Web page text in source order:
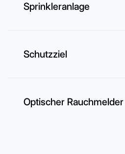
Sprinkleranlage
Schutzziel
Optischer Rauchmelder